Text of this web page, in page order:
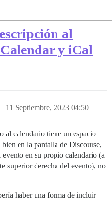
al
y iCal
11 Septiembre, 2023 04:50
al calendario tiene un espacio
en la pantalla de Discourse,
en su propio calendario (a
superior derecha del evento), no
haber una forma de incluir